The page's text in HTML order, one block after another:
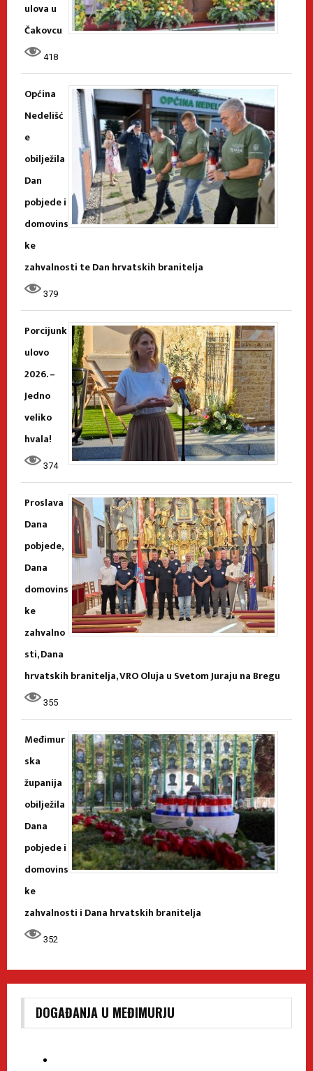
ulova u
Čakovcu
418
Općina
Nedelišć
e
obilježila
Dan
pobjede i
domovins
ke
zahvalnosti te Dan hrvatskih branitelja
379
Porcijunk
ulovo
2026. –
Jedno
veliko
hvala!
374
Proslava
Dana
pobjede,
Dana
domovins
ke
zahvalno
sti, Dana
hrvatskih branitelja, VRO Oluja u Svetom Juraju na Bregu
355
Međimur
ska
županija
obilježila
Dana
pobjede i
domovins
ke
zahvalnosti i Dana hrvatskih branitelja
352
DOGAĐANJA U MEĐIMURJU